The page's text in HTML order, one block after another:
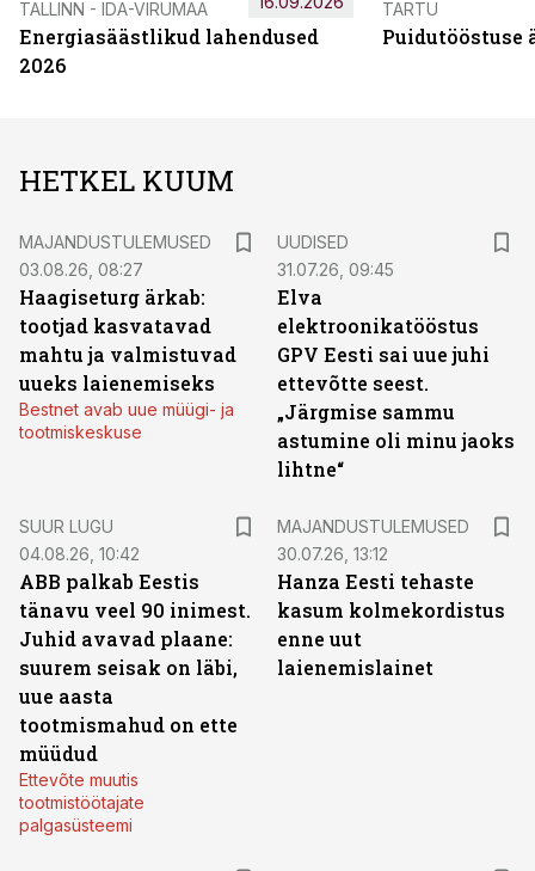
TALLINN - IDA-VIRUMAA
Energiasäästlikud lahendused
2026
TARTU
Puidutööstuse
HETKEL KUUM
MAJANDUSTULEMUSED
03.08.26, 08:27
Haagiseturg ärkab:
tootjad kasvatavad
mahtu ja valmistuvad
uueks laienemiseks
Bestnet avab uue müügi- ja
tootmiskeskuse
UUDISED
31.07.26, 09:45
Elva
elektroonikatööstus
GPV Eesti sai uue juhi
ettevõtte seest.
„Järgmise sammu
astumine oli minu jaoks
lihtne“
SUUR LUGU
04.08.26, 10:42
ABB palkab Eestis
tänavu veel 90 inimest.
Juhid avavad plaane:
suurem seisak on läbi,
uue aasta
tootmismahud on ette
müüdud
Ettevõte muutis
tootmistöötajate
palgasüsteemi
MAJANDUSTULEMUSED
30.07.26, 13:12
Hanza Eesti tehaste
kasum kolmekordistus
enne uut
laienemislainet